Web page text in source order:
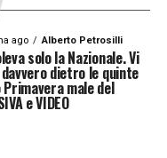
ago Alberto Petrosilli
solo la Nazionale. Vi
dietro le quinte
Primavera male del
e VIDEO